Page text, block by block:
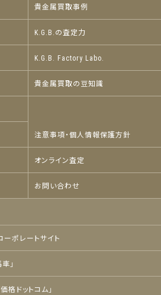
貴金属買取事例
K.G.B.の査定力
K.G.B. Factory Labo.
貴金属買取の豆知識
注意事項・個人情報保護方針
オンライン査定
お問い合わせ
ポレートサイト
」
格ドットコム」